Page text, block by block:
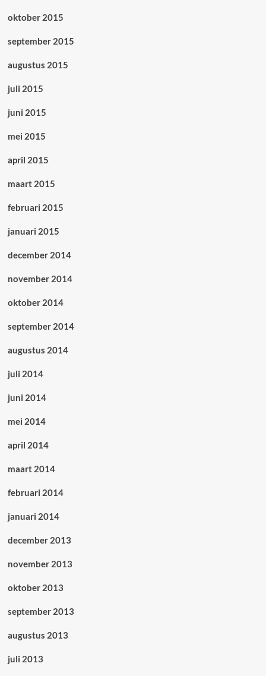
oktober 2015
september 2015
augustus 2015
juli 2015
juni 2015
mei 2015
april 2015
maart 2015
februari 2015
januari 2015
december 2014
november 2014
oktober 2014
september 2014
augustus 2014
juli 2014
juni 2014
mei 2014
april 2014
maart 2014
februari 2014
januari 2014
december 2013
november 2013
oktober 2013
september 2013
augustus 2013
juli 2013